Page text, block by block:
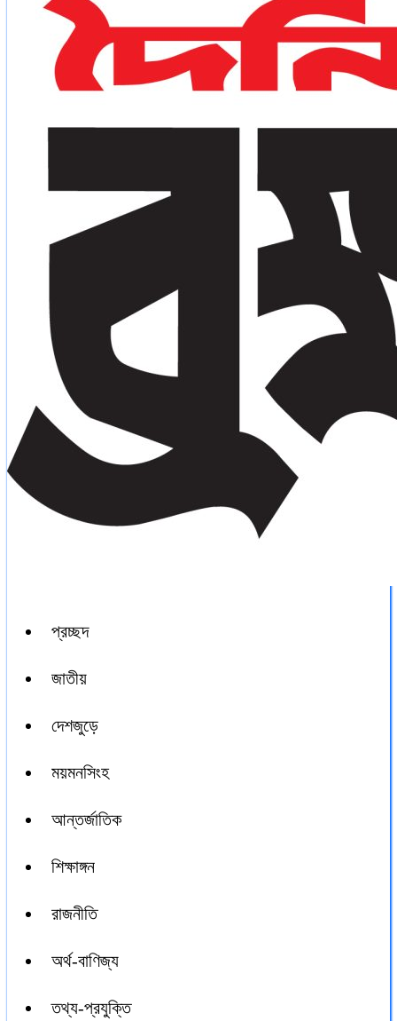
প্রচ্ছদ
জাতীয়
দেশজুড়ে
ময়মনসিংহ
আন্তর্জাতিক
শিক্ষাঙ্গন
রাজনীতি
অর্থ-বাণিজ্য
তথ্য-প্রযুক্তি